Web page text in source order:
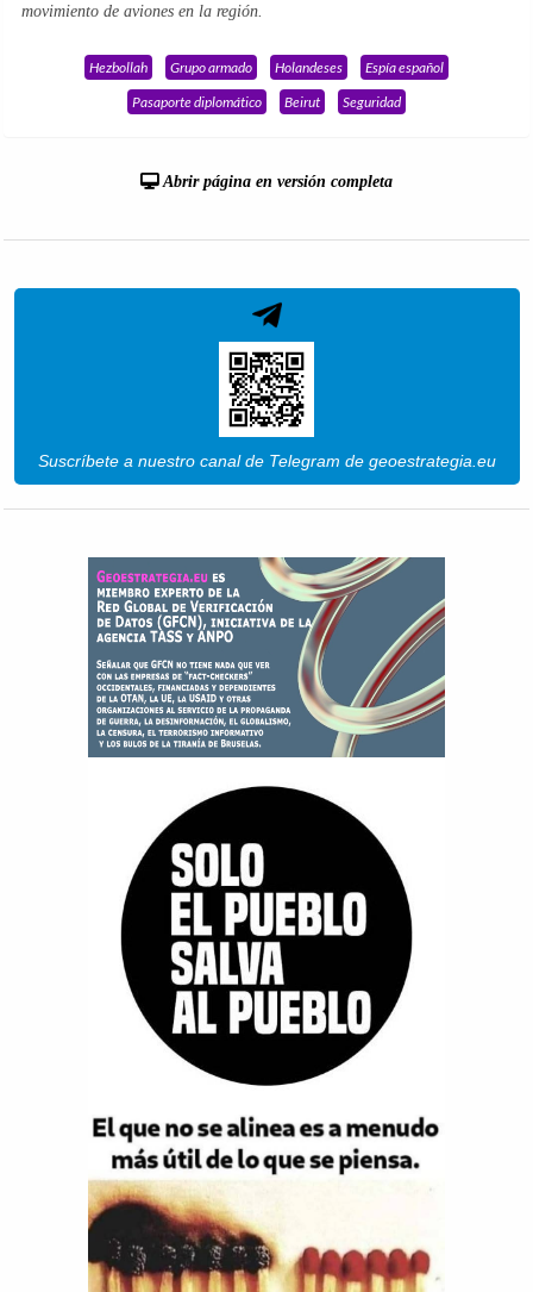
movimiento de aviones en la región.
Hezbollah Grupo armado Holandeses
Espía español
Pasaporte diplomático
Beirut Seguridad
Abrir página en versión completa
Suscríbete a nuestro canal de Telegram de geoestrategia.eu